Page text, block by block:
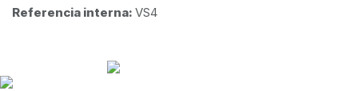
Referencia interna: VS4